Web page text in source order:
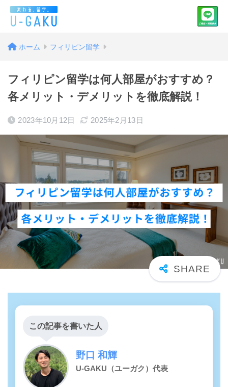
ホーム フィリピン留学
フィリピン留学は何人部屋がおすすめ？
各メリット・デメリットを徹底解説！
2023年10月12日 2025年2月13日
この記事を書いた人
野口 和輝
U-GAKU（ユーガク）代表